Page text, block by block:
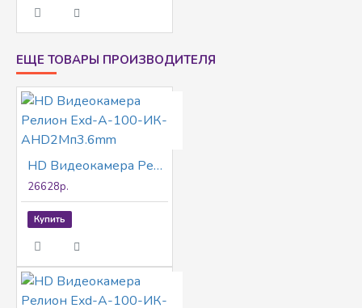
ЕЩЕ ТОВАРЫ ПРОИЗВОДИТЕЛЯ
HD Видеокамера Релион Exd-А-100-ИК-AHD2Мп3.6mm
26628р.
Купить